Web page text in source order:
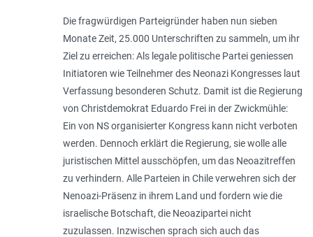
Die fragwürdigen Parteigründer haben nun sieben
Monate Zeit, 25.000 Unterschriften zu sammeln, um ihr
Ziel zu erreichen: Als legale politische Partei geniessen
Initiatoren wie Teilnehmer des Neonazi Kongresses laut
Verfassung besonderen Schutz. Damit ist die Regierung
von Christdemokrat Eduardo Frei in der Zwickmühle:
Ein von NS organisierter Kongress kann nicht verboten
werden. Dennoch erklärt die Regierung, sie wolle alle
juristischen Mittel ausschöpfen, um das Neoazitreffen
zu verhindern. Alle Parteien in Chile verwehren sich der
Nenoazi-Präsenz in ihrem Land und fordern wie die
israelische Botschaft, die Neoazipartei nicht
zuzulassen. Inzwischen sprach sich auch das